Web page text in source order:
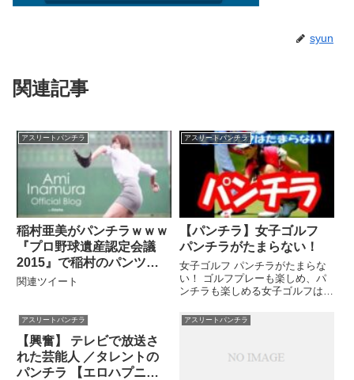
syun
関連記事
アスリートパンチラ
稲村亜美がパンチラｗｗｗ
『プロ野球遺産認定会議
2015』で稲村のパンツガ
ッツリ見えたと話題ｗ
関連ツイート
アスリートパンチラ
【パンチラ】女子ゴルフ
パンチラがたまらない！
女子ゴルフ パンチラがたまらな
い！ ゴルフプレーも楽しめ、パ
ンチラも楽しめる女子ゴルフは見
...関連ツイート
アスリートパンチラ
【興奮】 テレビで放送さ
れた芸能人 ／タレントの
パンチラ 【エロハプニン
アスリートパンチラ